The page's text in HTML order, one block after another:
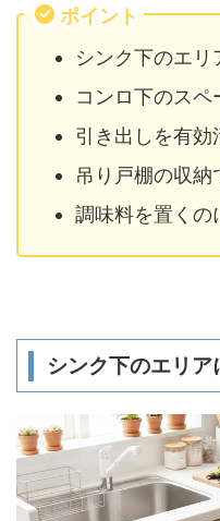
ポイント
シンク下のエリ
コンロ下のスペ
引き出しを有効
吊り戸棚の収納
調味料を置くの
シンク下のエリア